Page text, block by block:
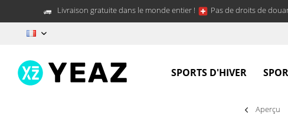
Livraison gratuite dans le monde entier ! Pas de droits de
SPORTS D'HIVER
Aperçu